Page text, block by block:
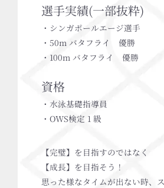
選手実績(一部抜粋)
・シンガポールエージ選手
・50m バタフライ 優勝
・100m バタフライ 優勝
資格
・水泳基礎指導員
・OWS検定 1 級
【完璧】を目指すのではなく
【成長】を目指そう！
思った様なタイムが出ない時、